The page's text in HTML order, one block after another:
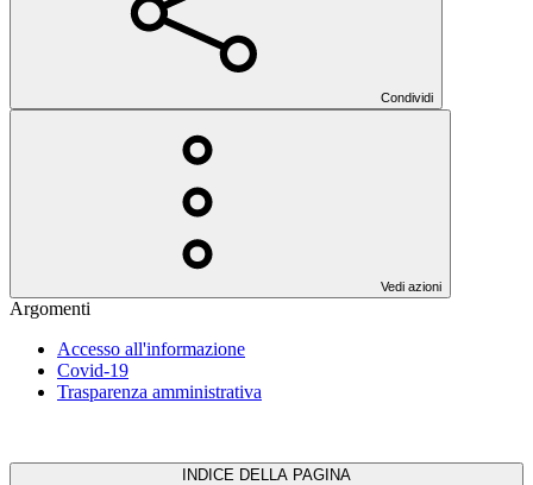
Condividi
Vedi azioni
Argomenti
Accesso all'informazione
Covid-19
Trasparenza amministrativa
INDICE DELLA PAGINA